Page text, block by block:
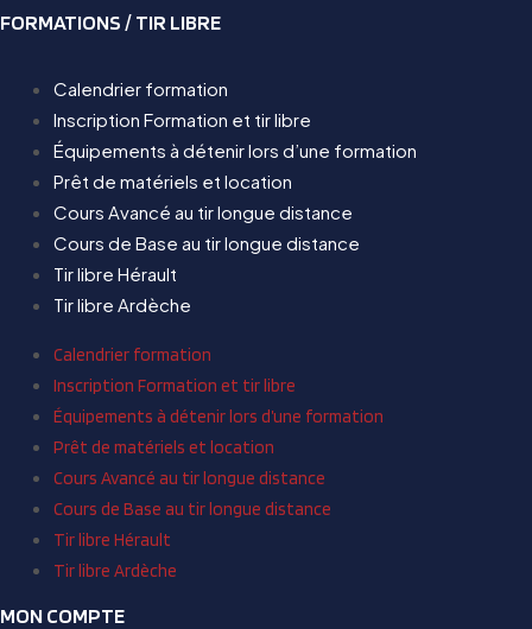
FORMATIONS / TIR LIBRE
Calendrier formation
Inscription Formation et tir libre
Équipements à détenir lors d’une formation
Prêt de matériels et location
Cours Avancé au tir longue distance
Cours de Base au tir longue distance
Tir libre Hérault
Tir libre Ardèche
Calendrier formation
Inscription Formation et tir libre
Équipements à détenir lors d’une formation
Prêt de matériels et location
Cours Avancé au tir longue distance
Cours de Base au tir longue distance
Tir libre Hérault
Tir libre Ardèche
MON COMPTE